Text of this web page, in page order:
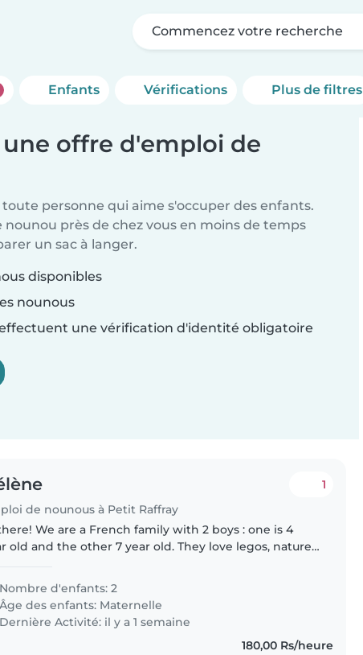
Commencez votre recherche
Enfants Vérifications Plus de filtres
offre d'emploi de
personne qui aime s'occuper des enfants.
nounou près de chez vous en moins de temps
un sac à langer.
disponibles
nounous
une vérification d'identité obligatoire
de nounous à Petit Raffray
1
family with 2 boys : one is 4
old and the other 7 year old. They love legos, nature,
looking..
Nombre d'enfants: 2
Âge des enfants: Maternelle
Dernière Activité: il y a 1 semaine
180,00 Rs/heure